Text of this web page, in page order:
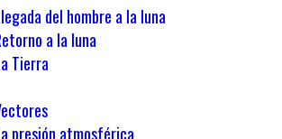
del hombre a la luna
a la luna
Tierra
presión atmosférica